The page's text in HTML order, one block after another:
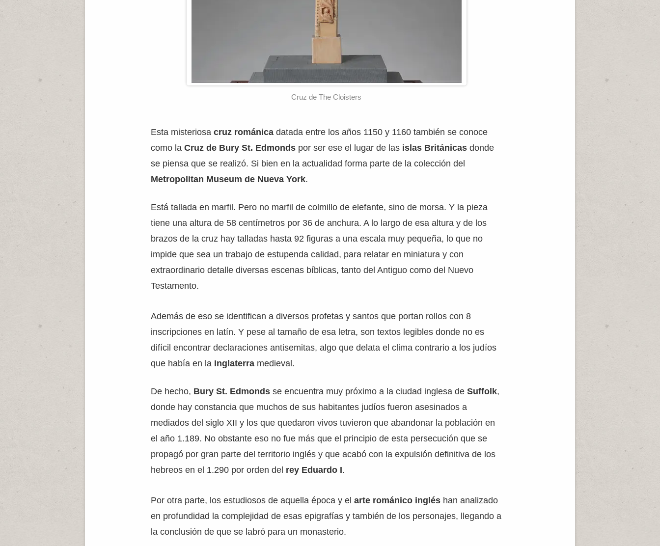
Cruz de The Cloisters
Esta misteriosacruz románica datada entre los años 1150 y 1160 también se conoce
como laCruz de Bury St. Edmonds por ser ese el lugar de las islas Británicas donde
se piensa que se realizó. Si bien en la actualidad forma parte de la colección del
Metropolitan Museum de Nueva York.
Está tallada en marfil. Pero no marfil de colmillo de elefante, sino de morsa. Y la pieza
tiene una altura de 58 centímetros por 36 de anchura. A lo largo de esa altura y de los
brazos de la cruz hay talladas hasta 92 figuras a una escala muy pequeña, lo que no
impide que sea un trabajo de estupenda calidad, para relatar en miniatura y con
extraordinario detalle diversas escenas bíblicas, tanto del Antiguo como del Nuevo
Testamento.
Además de eso se identifican a diversos profetas y santos que portan rollos con 8
inscripciones en latín. Y pese al tamaño de esa letra, son textos legibles donde no es
difícil encontrar declaraciones antisemitas, algo que delata el clima contrario a los judíos
que había en la Inglaterra medieval.
De hecho, Bury St. Edmonds se encuentra muy próximo a la ciudad inglesa deSuffolk,
donde hay constancia que muchos de sus habitantes judíos fueron asesinados a
mediados del siglo XII y los que quedaron vivos tuvieron que abandonar la población en
el año 1.189. No obstante eso no fue más que el principio de esta persecución que se
propagó por gran parte del territorio inglés y que acabó con la expulsión definitiva de los
hebreos en el 1.290 por orden del rey Eduardo I.
Por otra parte, los estudiosos de aquella época y elarte románico inglés han analizado
en profundidad la complejidad de esas epigrafías y también de los personajes, llegando a
la conclusión de que se labró para un monasterio.